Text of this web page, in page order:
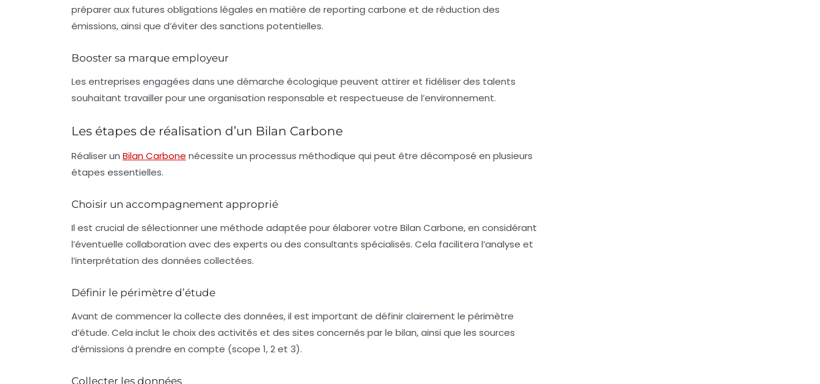
préparer aux futures obligations légales en matière de reporting carbone et de réduction des
émissions, ainsi que d’éviter des sanctions potentielles.
Booster sa marque employeur
Les entreprises engagées dans une démarche écologique peuvent attirer et fidéliser des talents
souhaitant travailler pour une organisation responsable et respectueuse de l’environnement.
Les étapes de réalisation d’un Bilan Carbone
Réaliser un Bilan Carbone nécessite un processus méthodique qui peut être décomposé en plusieurs
étapes essentielles.
Choisir un accompagnement approprié
Il est crucial de sélectionner une méthode adaptée pour élaborer votre Bilan Carbone, en considérant
l’éventuelle collaboration avec des experts ou des consultants spécialisés. Cela facilitera l’analyse et
l’interprétation des données collectées.
Définir le périmètre d’étude
Avant de commencer la collecte des données, il est important de définir clairement le périmètre
d’étude. Cela inclut le choix des activités et des sites concernés par le bilan, ainsi que les sources
d’émissions à prendre en compte (scope 1, 2 et 3).
Collecter les données